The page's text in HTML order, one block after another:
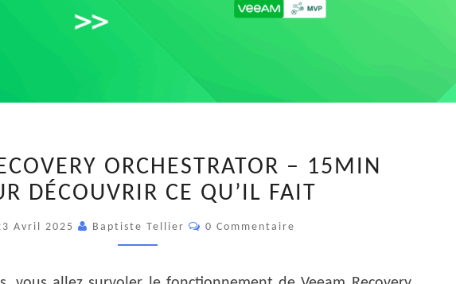
RECOVERY
ORCHESTRATOR
ORCHESTRATOR – 15MIN
DÉCOUVRIR CE QU’IL FAIT
Avril 2025 Baptiste Tellier Commentaires
0 Commentaire